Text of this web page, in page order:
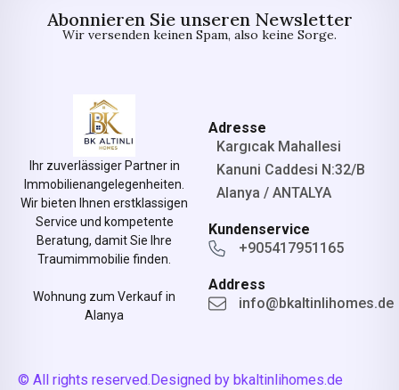
Abonnieren Sie unseren Newsletter
Wir versenden keinen Spam, also keine Sorge.
Ihr zuverlässiger Partner in
Immobilienangelegenheiten.
Wir bieten Ihnen erstklassigen
Service und kompetente
Beratung, damit Sie Ihre
Traumimmobilie finden.
Wohnung zum Verkauf in
Alanya
Adresse
Kargıcak Mahallesi
Kanuni Caddesi N:32/B
Alanya / ANTALYA
Kundenservice
+905417951165
Address
info@bkaltinlihomes.de
© All rights reserved.Designed by bkaltinlihomes.de